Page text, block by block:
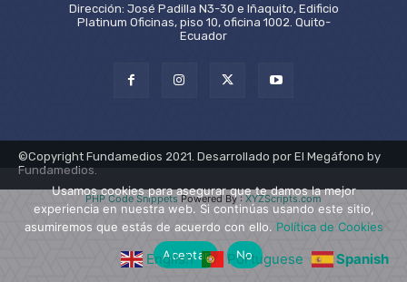
Dirección: José Padilla N3-30 e Iñaquito, Edificio
Platinum Oficinas, piso 10, oficina 1002. Quito-
Ecuador
©Copyright Fundamedios 2021. Desarrollado por El Megáfono by
Fundamedios.
English Portuguese Spanish
PHP Code SnippetsPowered By :XYZScripts.com
Usamos cookies para asegurar que te damos la mejor
experiencia en nuestra web. Si continúas usando este sitio,
asumiremos que estás de acuerdo con ello. Política de Cookies
Aceptar
No